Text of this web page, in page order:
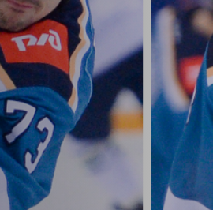
Амур
Барыс
Салават Юлаев
Сибирь